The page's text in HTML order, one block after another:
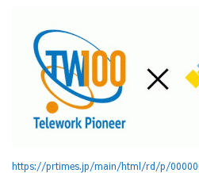
https://prtimes.jp/main/html/rd/p/